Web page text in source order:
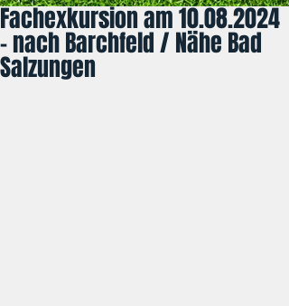
Fachexkursion am 10.08.2024
- nach Barchfeld / Nähe Bad
Salzungen